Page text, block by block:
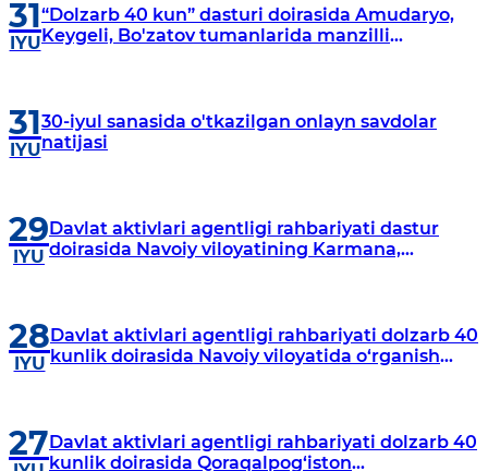
31
IYU
“Dolzarb 40 kun” dasturi doirasida Amudaryo,
Keygeli, Bo'zatov tumanlarida manzilli
31
IYU
30-iyul sanasida o'tkazilgan onlayn savdolar
natijasi
29
IYU
Davlat aktivlari agentligi rahbariyati dastur
doirasida Navoiy viloyatining Karmana,
28
IYU
Davlat aktivlari agentligi rahbariyati dolzarb 40
kunlik doirasida Navoiy viloyatida o‘rganish
27Davlat aktivlari agentligi rahbariyati dolzarb 40
kunlik doirasida Qoraqalpog‘iston